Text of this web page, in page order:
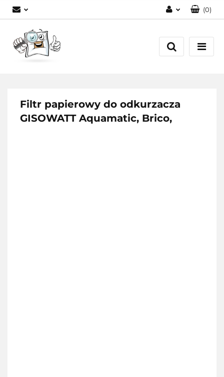
Zarejestruj się
(0)
Filtr papierowy do odkurzacza
GISOWATT Aquamatic, Brico,